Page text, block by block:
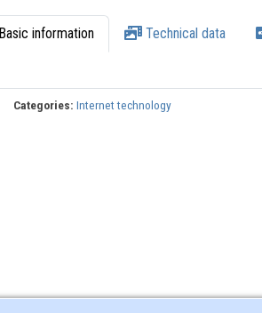
Basic information Technical data
Categories: Internet technology